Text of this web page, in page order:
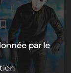
par le